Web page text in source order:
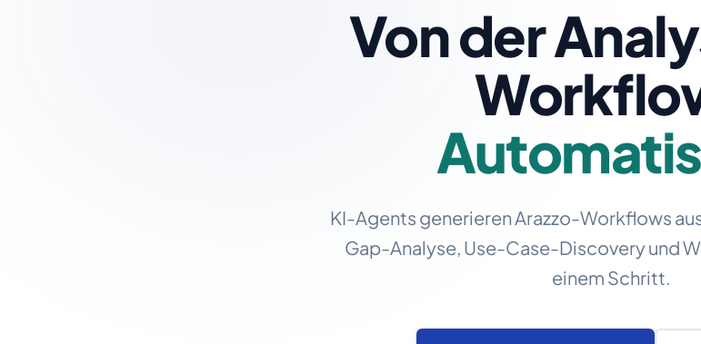
Von der
KI-Agents generieren Arazzo-Workflows
Gap-Analyse, Use-Case-Discovery und
einem Schritt.